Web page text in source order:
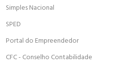
Simples Nacional
SPED
Portal do Empreendedor
CFC - Conselho Contabilidade